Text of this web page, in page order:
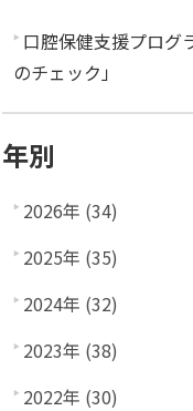
口腔保健支援プログ
のチェック」
年別
2026年 (34)
2025年 (35)
2024年 (32)
2023年 (38)
2022年 (30)